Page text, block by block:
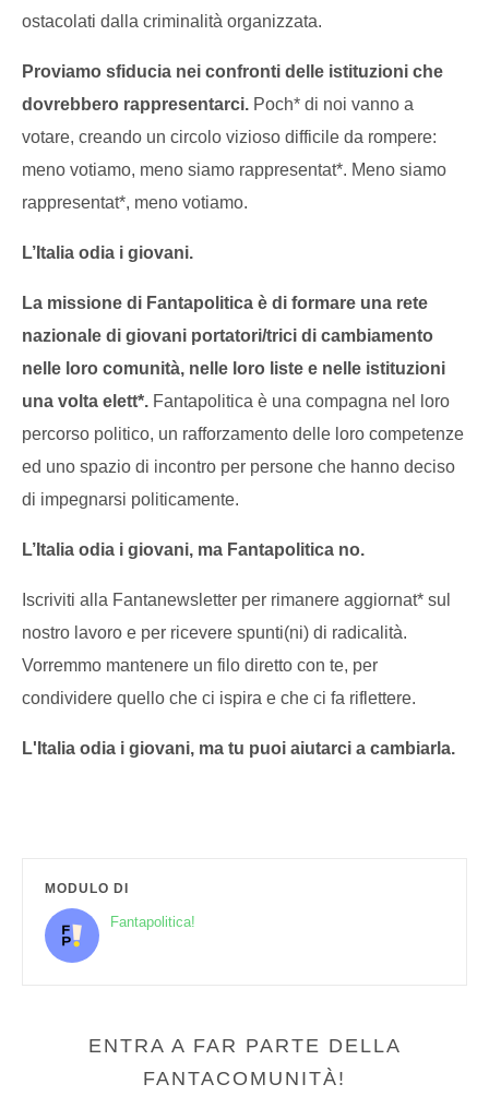
ostacolati dalla criminalità organizzata.
Proviamo sfiducia nei confronti delle istituzioni che
dovrebbero rappresentarci. Poch* di noi vanno a
votare, creando un circolo vizioso difficile da rompere:
meno votiamo, meno siamo rappresentat*. Meno siamo
rappresentat*, meno votiamo.
L’Italia odia i giovani.
La missione di Fantapolitica è di formare una rete
nazionale di giovani portatori/trici di cambiamento
nelle loro comunità, nelle loro liste e nelle istituzioni
una volta elett*. Fantapolitica è una compagna nel loro
percorso politico, un rafforzamento delle loro competenze
ed uno spazio di incontro per persone che hanno deciso
di impegnarsi politicamente.
L’Italia odia i giovani, ma Fantapolitica no.
Iscriviti alla Fantanewsletter per rimanere aggiornat* sul
nostro lavoro e per ricevere spunti(ni) di radicalità.
Vorremmo mantenere un filo diretto con te, per
condividere quello che ci ispira e che ci fa riflettere.
L'Italia odia i giovani, ma tu puoi aiutarci a cambiarla.
MODULO DI
Fantapolitica!
ENTRA A FAR PARTE DELLA
FANTACOMUNITÀ!